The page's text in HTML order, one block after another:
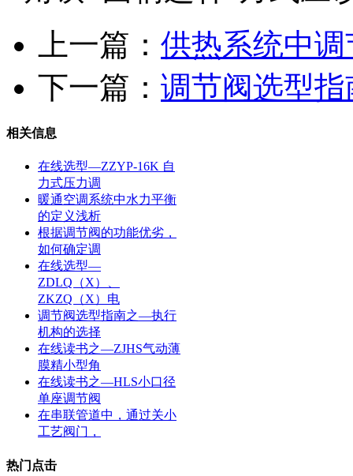
上一篇： 供热系统中
下一篇： 调节阀选型
相关信息
在线选型—ZZYP-16K 自
力式压力调
暖通空调系统中水力平衡
的定义浅析
根据调节阀的功能优劣，
如何确定调
在线选型—
ZDLQ（X）、
ZKZQ（X）电
调节阀选型指南之—执行
机构的选择
在线读书之—ZJHS气动薄
膜精小型角
在线读书之—HLS小口径
单座调节阀
在串联管道中，通过关小
工艺阀门，
热门点击